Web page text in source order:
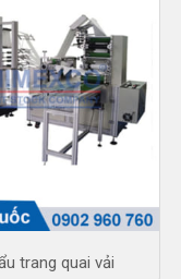
trang quai vải